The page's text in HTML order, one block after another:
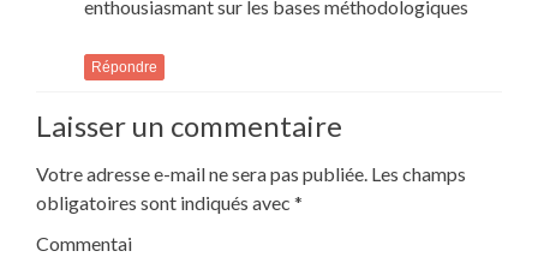
enthousiasmant sur les bases méthodologiques
Répondre
Laisser un commentaire
Votre adresse e-mail ne sera pas publiée. Les champs
obligatoires sont indiqués avec *
Commentai